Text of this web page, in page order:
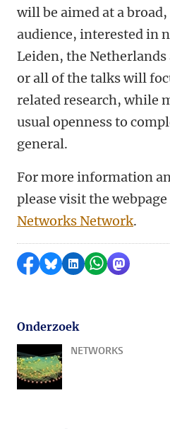
will be aimed at a
audience, interested in
Leiden, the
or all of the talks will
related research, while
usual openness to
general.
For more information
please visit the
Networks Network.
Delen op Facebook
Delen via Bluesky
Delen op LinkedIn
Delen via
Delen
Onderzoek
NETWORKS